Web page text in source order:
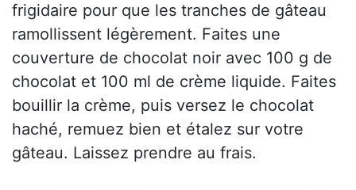
frigidaire pour que les tranches de gâteau
ramollissent légèrement. Faites une
couverture de chocolat noir avec 100 g de
chocolat et 100 ml de crème liquide. Faites
bouillir la crème, puis versez le chocolat
haché, remuez bien et étalez sur votre
gâteau. Laissez prendre au frais.